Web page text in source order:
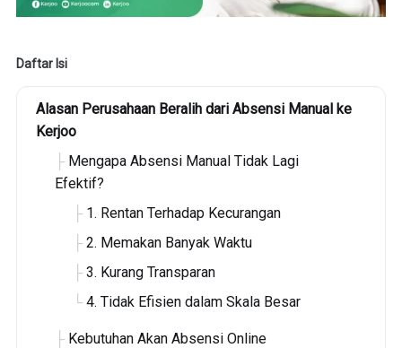
Daftar Isi
Alasan Perusahaan Beralih dari Absensi Manual ke
Kerjoo
Mengapa Absensi Manual Tidak Lagi
Efektif?
1. Rentan Terhadap Kecurangan
2. Memakan Banyak Waktu
3. Kurang Transparan
4. Tidak Efisien dalam Skala Besar
Kebutuhan Akan Absensi Online